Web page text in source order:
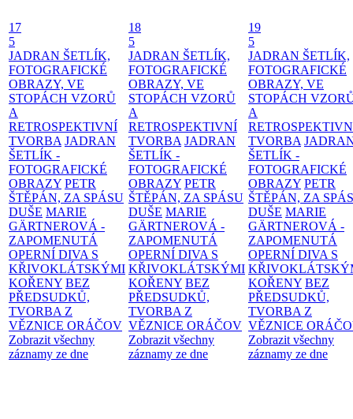
17
5
JADRAN ŠETLÍK,
FOTOGRAFICKÉ
OBRAZY, VE
STOPÁCH VZORŮ
A
RETROSPEKTIVNÍ
TVORBA JADRAN
ŠETLÍK -
FOTOGRAFICKÉ
OBRAZY PETR
ŠTĚPÁN, ZA SPÁSU
DUŠE MARIE
GÄRTNEROVÁ -
ZAPOMENUTÁ
OPERNÍ DIVA S
KŘIVOKLÁTSKÝMI
KOŘENY BEZ
PŘEDSUDKŮ,
TVORBA Z
VĚZNICE ORÁČOV
Zobrazit všechny
záznamy ze dne
18
5
JADRAN ŠETLÍK,
FOTOGRAFICKÉ
OBRAZY, VE
STOPÁCH VZORŮ
A
RETROSPEKTIVNÍ
TVORBA JADRAN
ŠETLÍK -
FOTOGRAFICKÉ
OBRAZY PETR
ŠTĚPÁN, ZA SPÁSU
DUŠE MARIE
GÄRTNEROVÁ -
ZAPOMENUTÁ
OPERNÍ DIVA S
KŘIVOKLÁTSKÝMI
KOŘENY BEZ
PŘEDSUDKŮ,
TVORBA Z
VĚZNICE ORÁČOV
Zobrazit všechny
záznamy ze dne
19
5
JADRAN ŠETLÍK,
FOTOGRAFICKÉ
OBRAZY, VE
STOPÁCH
A
TVORBA
ŠETLÍK -
FOTOGRAFICKÉ
OBRAZY PETR
ŠTĚPÁN, ZA
DUŠE MARIE
GÄRTNEROVÁ -
ZAPOMENUTÁ
OPERNÍ DIVA S
KOŘENY BEZ
PŘEDSUDKŮ,
TVORBA Z
VĚZNICE
Zobrazit všechny
záznamy ze dne